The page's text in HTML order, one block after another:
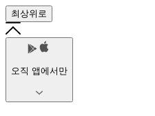
최상위로
오직 앱에서만